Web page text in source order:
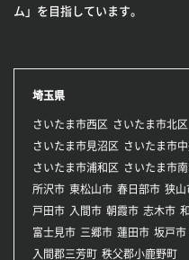
ム」を目指しています。
埼玉県
さいたま市西区 さいたま市北区
さいたま市見沼区
さいたま市
さいたま市浦和区
さいたま市
所沢市 東松山市 春日部市 狭山
戸田市 入間市 朝霞市 志木市
富士見市 三郷市 蓮田市 坂戸市
入間郡三芳町 秩父郡小鹿野町